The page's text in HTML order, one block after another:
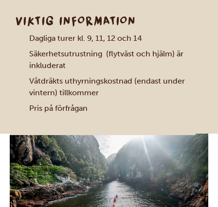
VIKTIG INFORMATION
Dagliga turer kl. 9, 11, 12 och 14
Säkerhetsutrustning (flytväst och hjälm) är
inkluderat
Våtdräkts uthyrningskostnad (endast under
vintern) tillkommer
Pris på förfrågan